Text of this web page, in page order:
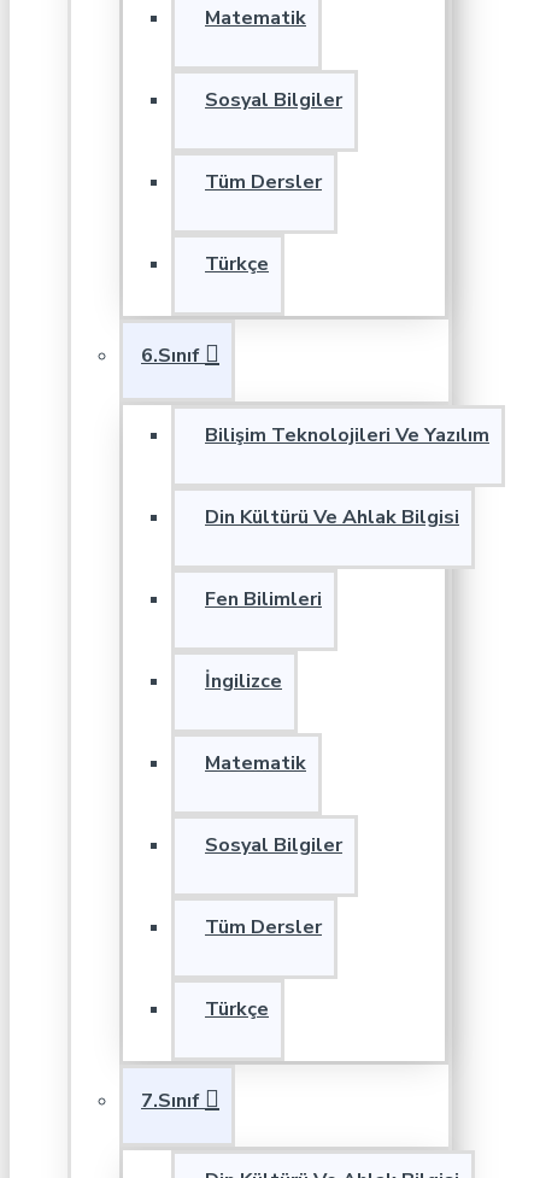
Matematik
Sosyal Bilgiler
Tüm Dersler
Türkçe
6.Sınıf
Bilişim Teknolojileri Ve Yazılım
Din Kültürü Ve Ahlak Bilgisi
Fen Bilimleri
İngilizce
Matematik
Sosyal Bilgiler
Tüm Dersler
Türkçe
7.Sınıf